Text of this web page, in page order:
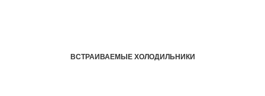
ВСТРАИВАЕМЫЕ ХОЛОДИЛЬНИКИ